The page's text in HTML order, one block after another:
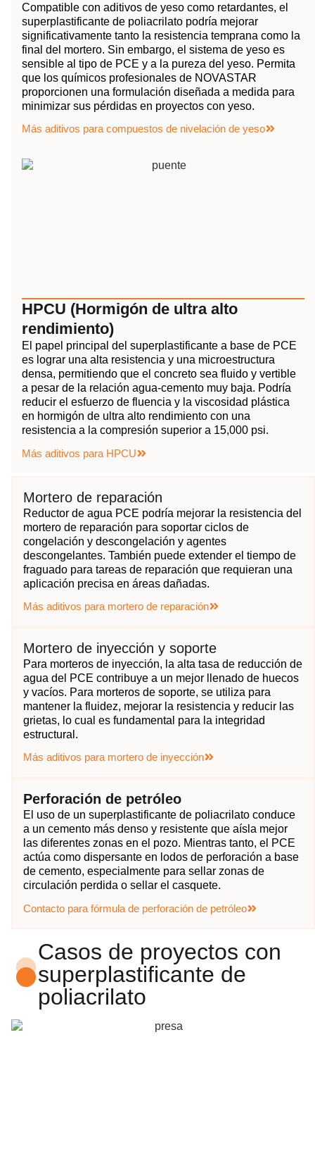
Compatible con aditivos de yeso como retardantes, el
superplastificante de poliacrilato podría mejorar
significativamente tanto la resistencia temprana como la
final del mortero. Sin embargo, el sistema de yeso es
sensible al tipo de PCE y a la pureza del yeso. Permita
que los químicos profesionales de NOVASTAR
proporcionen una formulación diseñada a medida para
minimizar sus pérdidas en proyectos con yeso.
Más aditivos para compuestos de nivelación de yeso
HPCU (Hormigón de ultra alto
rendimiento)
El papel principal del superplastificante a base de PCE
es lograr una alta resistencia y una microestructura
densa, permitiendo que el concreto sea fluido y vertible
a pesar de la relación agua-cemento muy baja. Podría
reducir el esfuerzo de fluencia y la viscosidad plástica
en hormigón de ultra alto rendimiento con una
resistencia a la compresión superior a 15,000 psi.
Más aditivos para HPCU
Mortero de reparación
Reductor de agua PCE podría mejorar la resistencia del
mortero de reparación para soportar ciclos de
congelación y descongelación y agentes
descongelantes. También puede extender el tiempo de
fraguado para tareas de reparación que requieran una
aplicación precisa en áreas dañadas.
Más aditivos para mortero de reparación
Mortero de inyección y soporte
Para morteros de inyección, la alta tasa de reducción de
agua del PCE contribuye a un mejor llenado de huecos
y vacíos. Para morteros de soporte, se utiliza para
mantener la fluidez, mejorar la resistencia y reducir las
grietas, lo cual es fundamental para la integridad
estructural.
Más aditivos para mortero de inyección
Perforación de petróleo
El uso de un superplastificante de poliacrilato conduce
a un cemento más denso y resistente que aísla mejor
las diferentes zonas en el pozo. Mientras tanto, el PCE
actúa como dispersante en lodos de perforación a base
de cemento, especialmente para sellar zonas de
circulación perdida o sellar el casquete.
Contacto para fórmula de perforación de petróleo
Casos de proyectos con
superplastificante de
poliacrilato